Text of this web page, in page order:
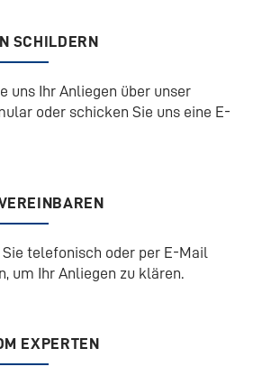
SCHILDERN
uns Ihr Anliegen über unser
oder schicken Sie uns eine E-
Sie telefonisch oder per E-Mail
um Ihr Anliegen zu klären.
EXPERTEN